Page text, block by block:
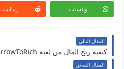
واتساب ريدايت
المقال التالي
المقال السابق